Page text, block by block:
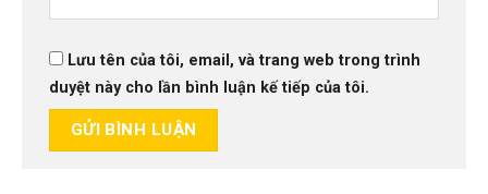
Lưu tên của tôi, email, và trang web trong trình
duyệt này cho lần bình luận kế tiếp của tôi.